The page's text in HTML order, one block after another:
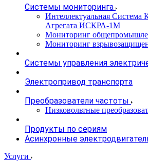
Системы мониторинга
Интеллектуальная Система
Агрегата ИСКРА-1М
Мониторинг
Мониторинг
Системы управления
Электропривод транспорта
Преобразователи частоты
Низковольтные
Продукты по сериям
Асинхронные
Услуги